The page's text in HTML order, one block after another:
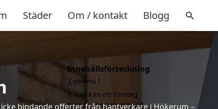
Städer Om / kontakt Blogg
bindande offerter från hantverkare i Hökerum –
Innehållsförteckning
gömma
1 Vad kan ett företag
som är specialiserat på